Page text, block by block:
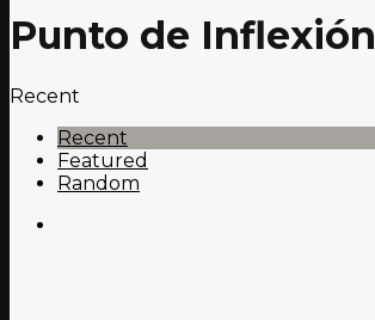
Punto de Inflexión
Recent
Recent
Featured
Random